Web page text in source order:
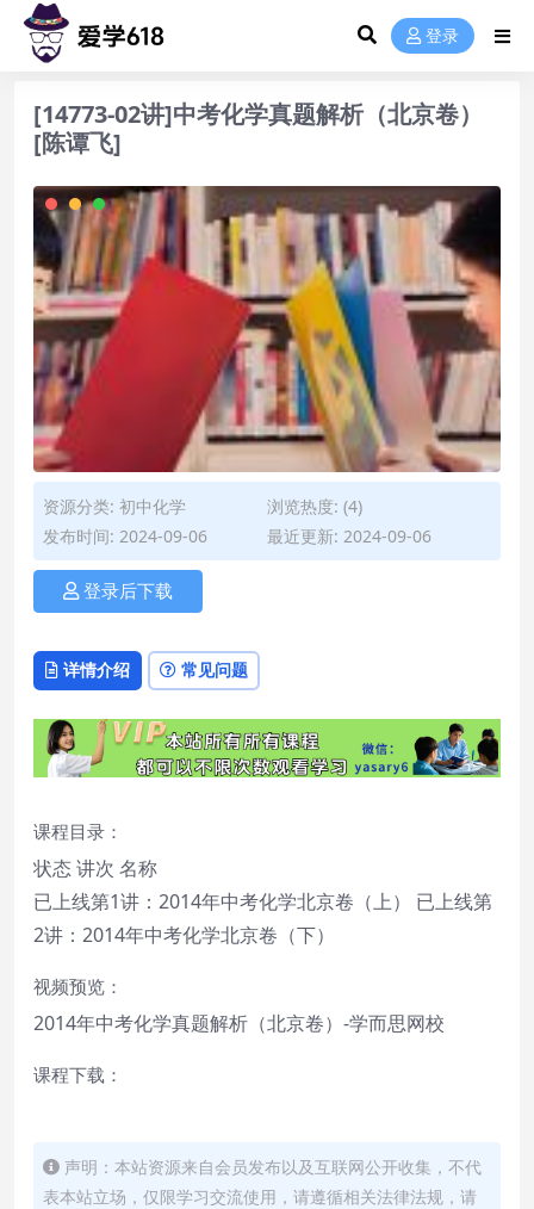
登录
[14773-02讲]中考化学真题解析（北京卷）
[陈谭飞]
资源分类: 初中化学
浏览热度: (4)
发布时间: 2024-09-06
最近更新: 2024-09-06
登录后下载
详情介绍 常见问题
课程目录：
状态 讲次 名称
已上线第1讲：2014年中考化学北京卷（上） 已上线第
2讲：2014年中考化学北京卷（下）
视频预览：
2014年中考化学真题解析（北京卷）-学而思网校
课程下载：
声明：本站资源来自会员发布以及互联网公开收集，不代
表本站立场，仅限学习交流使用，请遵循相关法律法规，请